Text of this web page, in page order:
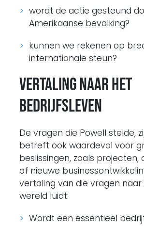
wordt de actie gesteund
Amerikaanse bevolking?
kunnen we rekenen op
internationale steun?
Vertaling naar het
bedrijfsleven
De vragen die Powell stelde,
betreft ook waardevol voor
beslissingen, zoals projecten,
of nieuwe
vertaling van die vragen naar
wereld luidt:
Wordt een essentieel